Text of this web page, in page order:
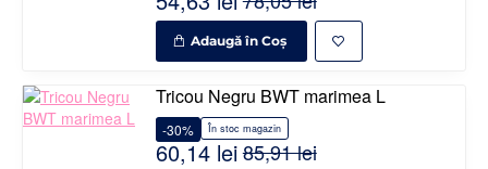
Adaugă în Coş
Tricou Negru BWT marimea L
În stoc magazin
-30%
60,14 lei85,91 lei